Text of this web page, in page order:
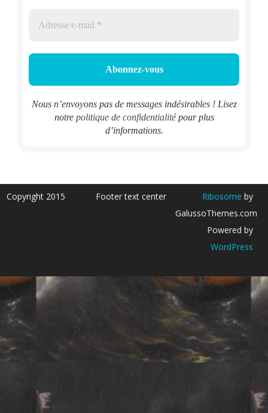
Nous n’envoyons pas de messages indésirables ! Lisez
notre politique de confidentialitépour plus
d’informations.
Copyright 2015 Footer text center Ribosome by
GalussoThemes.com
Powered by
WordPress